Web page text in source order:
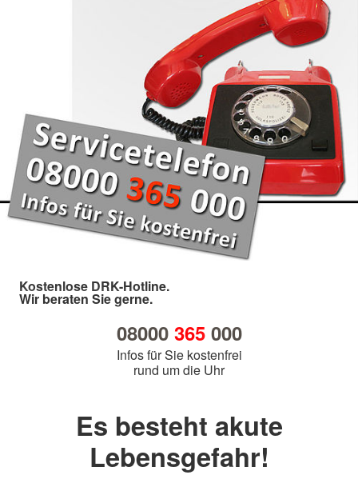
Kostenlose DRK-Hotline.
Wir beraten Sie gerne.
08000 365000
Infos für Sie kostenfrei
rund um die Uhr
Es besteht akute
Lebensgefahr!